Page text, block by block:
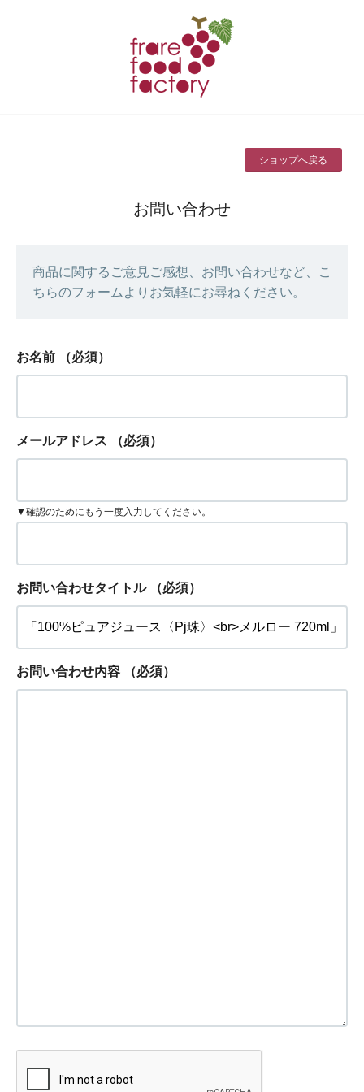
ショップへ戻る
お問い合わせ
商品に関するご意見ご感想、お問い合わせなど、こ
ちらのフォームよりお気軽にお尋ねください。
お名前 （必須）
メールアドレス （必須）
▼確認のためにもう一度入力してください。
お問い合わせタイトル （必須）
お問い合わせ内容 （必須）